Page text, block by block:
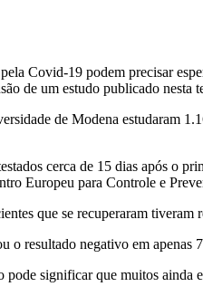
Covid-19 podem precisar
de um estudo publicado
de Modena estudaram
cerca de 15 dias após o
Europeu para Controle e
que se recuperaram
o resultado negativo em apenas
pode significar que muitos ainda